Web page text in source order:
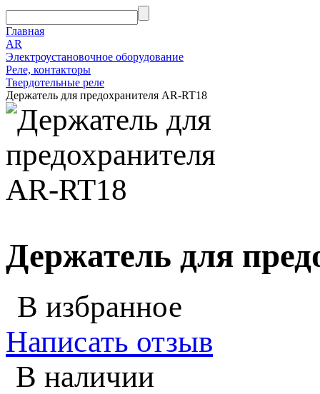
Главная
AR
Электроустановочное оборудование
Реле, контакторы
Твердотельные реле
Держатель для предохранителя AR-RT18
Держатель для
В избранное
Написать отзыв
В наличии